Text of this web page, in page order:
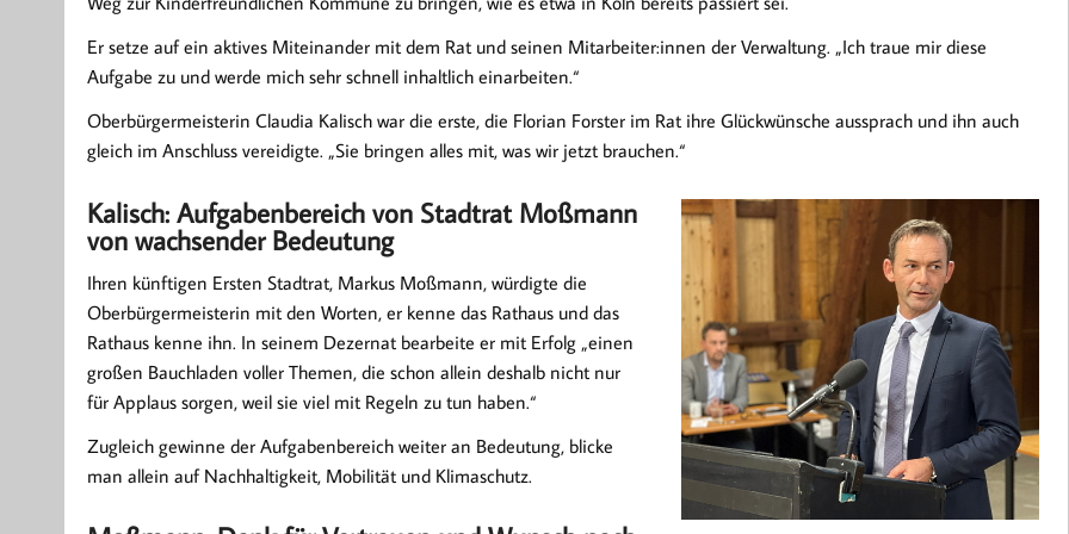
Er setze auf ein aktives Miteinander mit dem Rat und seinen Mitarbeiter:innen der Verwaltung. „Ich traue mir diese
Aufgabe zu und werde mich sehr schnell inhaltlich einarbeiten.“
Oberbürgermeisterin Claudia Kalisch war die erste, die Florian Forster im Rat ihre Glückwünsche aussprach und ihn auch
gleich im Anschluss vereidigte. „Sie bringen alles mit, was wir jetzt brauchen.“
Kalisch: Aufgabenbereich von Stadtrat Moßmann
von wachsender Bedeutung
Ihren künftigen Ersten Stadtrat, Markus Moßmann, würdigte die
Oberbürgermeisterin mit den Worten, er kenne das Rathaus und das
Rathaus kenne ihn. In seinem Dezernat bearbeite er mit Erfolg „einen
großen Bauchladen voller Themen, die schon allein deshalb nicht nur
für Applaus sorgen, weil sie viel mit Regeln zu tun haben.“
Zugleich gewinne der Aufgabenbereich weiter an Bedeutung, blicke
man allein auf Nachhaltigkeit, Mobilität und Klimaschutz.